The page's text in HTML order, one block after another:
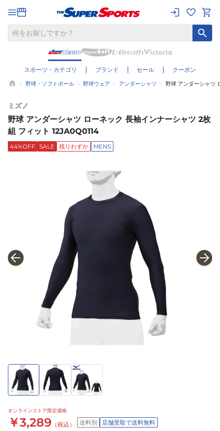
スポーツ・カテゴリ ブランド セール クーポン
野球・ソフトボール 野球ウェア アンダーシャツ 野球 アンダーシャツ
ミズノ
野球 アンダーシャツ ローネック 長袖インナーシャツ 2枚
組 フィット 12JA0Q0114
44%OFF SALE 残りわずか MENS
オンラインストア限定価格
￥3,289 （税込） 送料別 店舗受取で送料無料